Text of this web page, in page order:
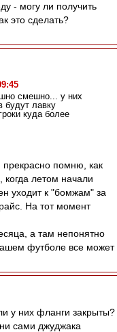
- могу ли получить
это сделать?
смешно... у них
будут лавку
куда более
помню, как
когда летом начали
уходит к "бомжам" за
На тот момент
а там непонятно
футболе все может
у них фланги закрыты?
сами джуджака